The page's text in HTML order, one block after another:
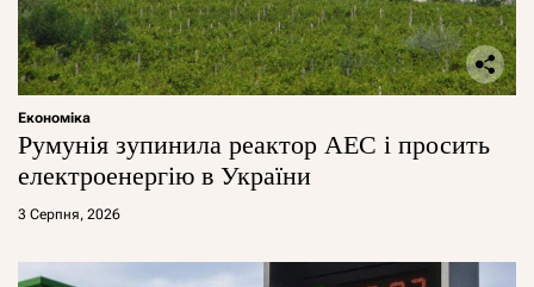
Економіка
Румунія зупинила реактор АЕС і просить
електроенергію в України
3 Серпня, 2026